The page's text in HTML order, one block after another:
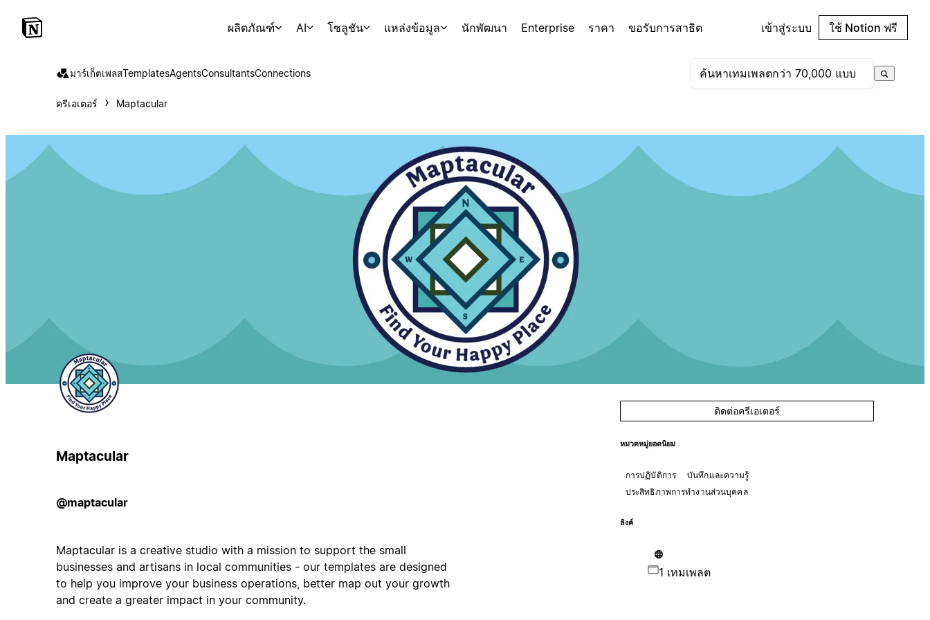
ผลิตภัณฑ์ AI โซลูชัน แหล่งข้อมูล นักพัฒนา Enterprise ราคา ขอรับการสาธิต เข้าสู่ระบบ ใช้ Notion ฟรี
มาร์เก็ตเพลสTemplatesAgentsConsultantsConnections
ครีเอเตอร์ Maptacular
Maptacular
@maptacular
Maptacular is a creative studio with a mission to support the small
businesses and artisans in local communities - our templates are designed
to help you improve your business operations, better map out your growth
and create a greater impact in your community.
ติดต่อครีเอเตอร์
หมวดหมู่ยอดนิยม
การปฏิบัติการ
บันทึกและความรู้
ประสิทธิภาพการทำงานส่วนบุคคล
ลิงค์
1 เทมเพลต